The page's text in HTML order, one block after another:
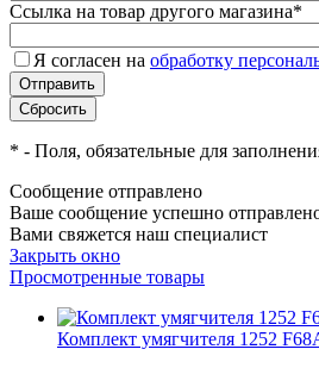
Ссылка на товар другого магазина*
Я согласен на обработку
* - Поля, обязательные для
Сообщение отправлено
Ваше сообщение успешно
Вами свяжется наш специалист
Закрыть окно
Просмотренные товары
Комплект умягчителя 1252